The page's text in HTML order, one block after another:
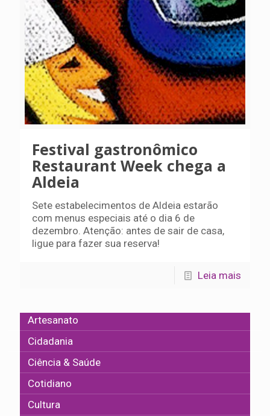
Festival gastronômico
Restaurant Week chega a
Aldeia
Sete estabelecimentos de Aldeia estarão
com menus especiais até o dia 6 de
dezembro. Atenção: antes de sair de casa,
ligue para fazer sua reserva!
Leia mais
Artesanato
Cidadania
Ciência & Saúde
Cotidiano
Cultura